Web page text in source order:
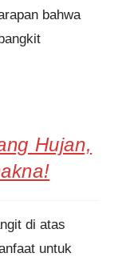
bahwa
Hujan,
di atas
untuk